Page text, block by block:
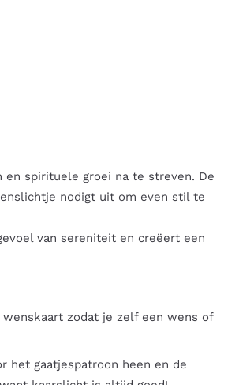
spirituele groei na te streven. De
nodigt uit om even stil te
van sereniteit en creëert een
zodat je zelf een wens of
het gaatjespatroon heen en de